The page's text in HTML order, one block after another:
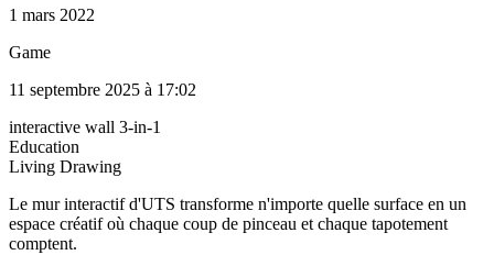
1 mars 2022
Game
11 septembre 2025 à 17:02
interactive wall 3-in-1
Education
Living Drawing​
Le mur interactif d'UTS transforme n'importe quelle surface en un
espace créatif où chaque coup de pinceau et chaque tapotement
comptent.